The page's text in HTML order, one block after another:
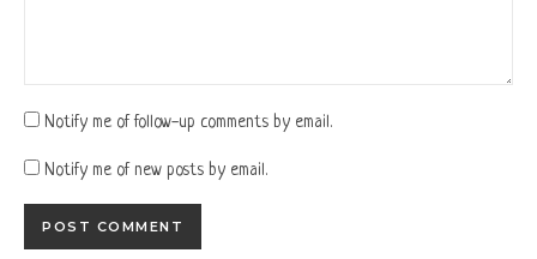
Notify me of follow-up comments by email.
Notify me of new posts by email.